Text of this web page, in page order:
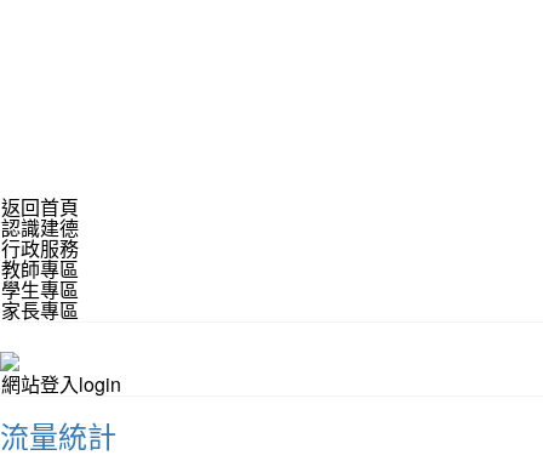
返回首頁
認識建德
行政服務
教師專區
學生專區
家長專區
網站登入login
流量統計